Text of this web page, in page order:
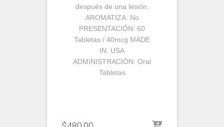
después de una lesión.
AROMATIZA: No
PRESENTACIÓN: 60
Tabletas / 40mcg MADE
IN: USA
ADMINISTRACIÓN: Oral
Tabletas